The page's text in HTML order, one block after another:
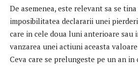
De asemenea, este relevant sa se
imposibilitatea declararii unei
care in cele doua luni anterioare sau
vanzarea unei actiuni aceasta
Ceva care se prelungeste pe un an